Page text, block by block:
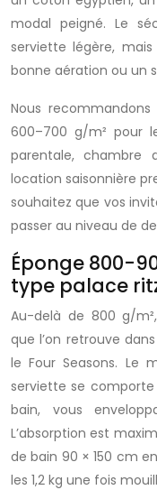
modal peigné. Le
serviette légère,
bonne aération ou un
Nous
600–700 g/m² pour
parentale, chambre
location saisonnière
souhaitez que vos
passer au niveau de
Éponge 800-
type palace
Au-delà de 800 g/
que l’on retrouve
le Four Seasons. Le
serviette se
bain, vous
L’absorption est
de bain 90 × 150 cm
les 1,2 kg une fois